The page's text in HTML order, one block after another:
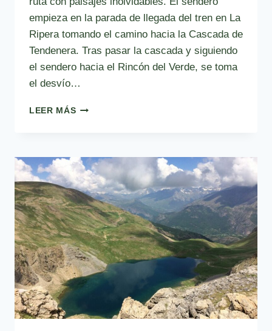
empieza en la parada de llegada del tren en La
Ripera tomando el camino hacia la Cascada de
Tendenera. Tras pasar la cascada y siguiendo
el sendero hacia el Rincón del Verde, se toma
el desvío…
LEER MÁSRUTA
LA
CABAÑA
DE
TENDENERA